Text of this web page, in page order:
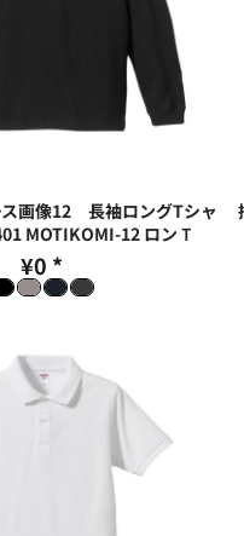
画像12 長袖ロングTシャ
MOTIKOMI-12 ロンＴ
¥0 *